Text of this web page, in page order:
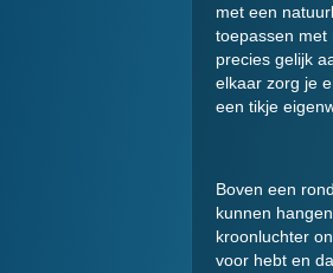
met een
toepassen met
precies gelijk
elkaar zorg je
een tikje
Boven een
kunnen
kroonluchter
voor hebt en